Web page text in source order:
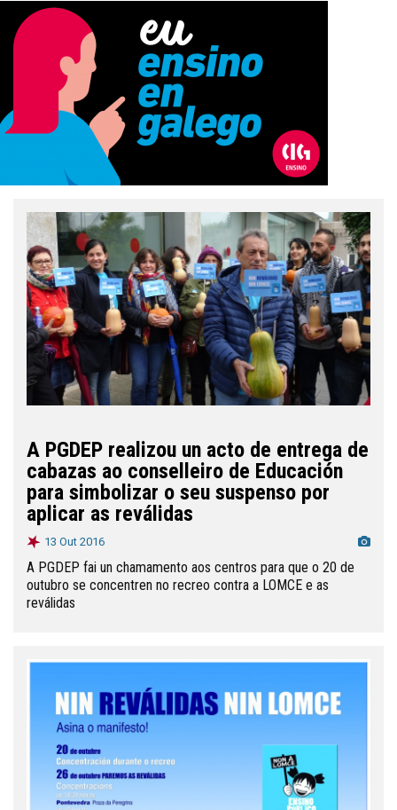
A PGDEP realizou un acto de entrega de
cabazas ao conselleiro de Educación
para simbolizar o seu suspenso por
aplicar as reválidas
13 Out 2016
A PGDEP fai un chamamento aos centros para que o 20 de
outubro se concentren no recreo contra a LOMCE e as
reválidas